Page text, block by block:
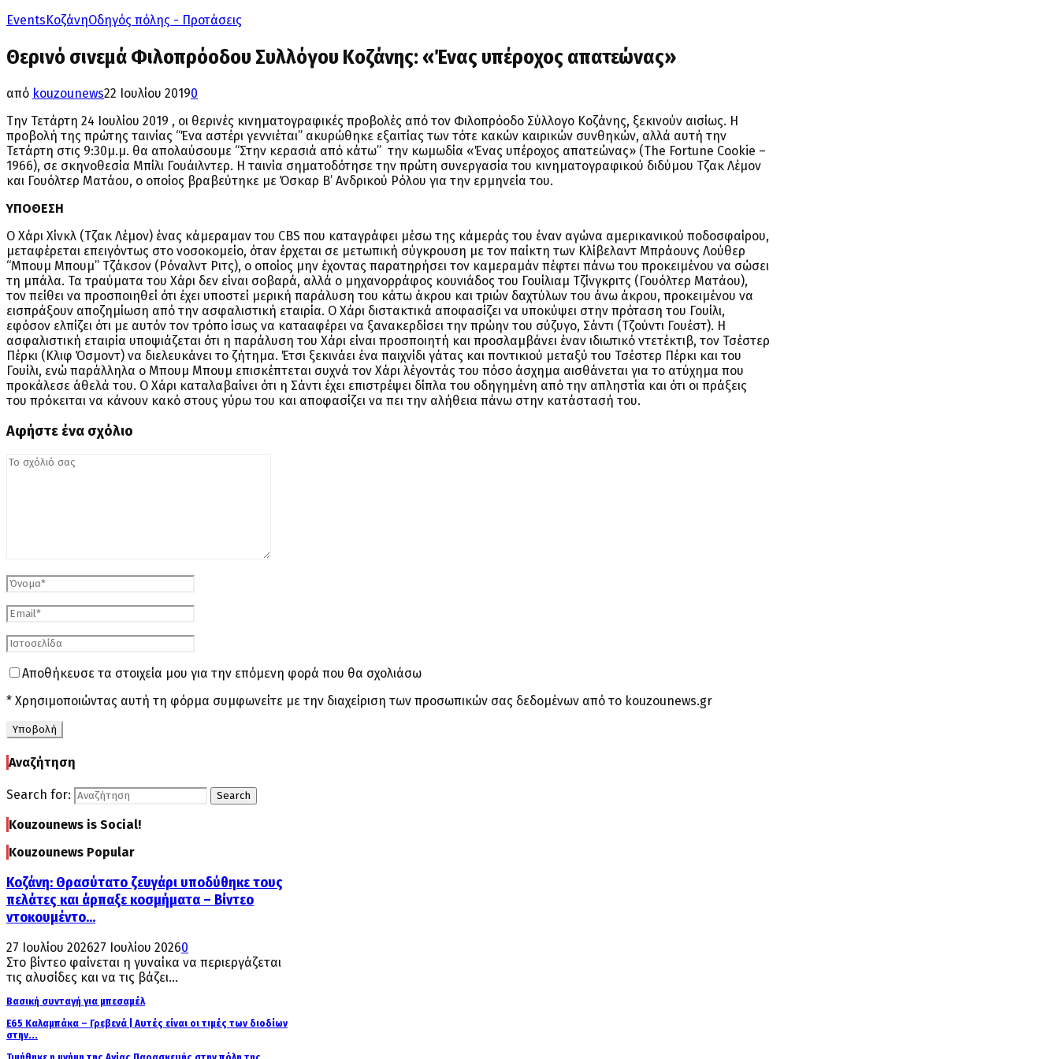
EventsΚοζάνηΟδηγός πόλης - Προτάσεις
Θερινό σινεμά Φιλοπρόοδου Συλλόγου Κοζάνης: « Ένας υπέροχος απατεώνας»
από kouzounews22 Ιουλίου 20190
Την Τετάρτη 24 Ιουλίου 2019 , οι θερινές κινηματογραφικές προβολές από τον Φιλοπρόοδο Σύλλογο Κοζάνης, ξεκινούν αισίως. Η
προβολή της πρώτης ταινίας “Ένα αστέρι γεννιέται” ακυρώθηκε εξαιτίας των τότε κακών καιρικών συνθηκών, αλλά αυτή την
Τετάρτη στις 9:30μ.μ. θα απολαύσουμε “Στην κερασιά από κάτω” την κωμωδία «Ένας υπέροχος απατεώνας» (The Fortune Cookie –
1966), σε σκηνοθεσία Μπίλι Γουάιλντερ. Η ταινία σηματοδότησε την πρώτη συνεργασία του κινηματογραφικού διδύμου Τζακ Λέμον
και Γουόλτερ Ματάου, ο οποίος βραβεύτηκε με Όσκαρ Β’ Ανδρικού Ρόλου για την ερμηνεία του.
ΥΠΟΘΕΣΗ
Ο Χάρι Χίνκλ (Τζακ Λέμον) ένας κάμεραμαν του CBS που καταγράφει μέσω της κάμεράς του έναν αγώνα αμερικανικού ποδοσφαίρου,
μεταφέρεται επειγόντως στο νοσοκομείο, όταν έρχεται σε μετωπική σύγκρουση με τον παίκτη των Κλίβελαντ Μπράουνς Λούθερ
“Μπουμ Μπουμ” Τζάκσον (Ρόναλντ Ριτς), ο οποίος μην έχοντας παρατηρήσει τον καμεραμάν πέφτει πάνω του προκειμένου να σώσει
τη μπάλα. Τα τραύματα του Χάρι δεν είναι σοβαρά, αλλά ο μηχανορράφος κουνιάδος του Γουίλιαμ Τζίνγκριτς (Γουόλτερ Ματάου),
τον πείθει να προσποιηθεί ότι έχει υποστεί μερική παράλυση του κάτω άκρου και τριών δαχτύλων του άνω άκρου, προκειμένου να
εισπράξουν αποζημίωση από την ασφαλιστική εταιρία. Ο Χάρι διστακτικά αποφασίζει να υποκύψει στην πρόταση του Γουίλι,
εφόσον ελπίζει ότι με αυτόν τον τρόπο ίσως να κατααφέρει να ξανακερδίσει την πρώην του σύζυγο, Σάντι (Τζούντι Γουέστ). Η
ασφαλιστική εταιρία υποψιάζεται ότι η παράλυση του Χάρι είναι προσποιητή και προσλαμβάνει έναν ιδιωτικό ντετέκτιβ, τον Τσέστερ
Πέρκι (Κλιφ Όσμοντ) να διελευκάνει το ζήτημα. Έτσι ξεκινάει ένα παιχνίδι γάτας και ποντικιού μεταξύ του Τσέστερ Πέρκι και του
Γουίλι, ενώ παράλληλα ο Μπουμ Μπουμ επισκέπτεται συχνά τον Χάρι λέγοντάς του πόσο άσχημα αισθάνεται για το ατύχημα που
προκάλεσε άθελά του. Ο Χάρι καταλαβαίνει ότι η Σάντι έχει επιστρέψει δίπλα του οδηγημένη από την απληστία και ότι οι πράξεις
του πρόκειται να κάνουν κακό στους γύρω του και αποφασίζει να πει την αλήθεια πάνω στην κατάστασή του.
Αφήστε ένα σχόλιο
Αποθήκευσε τα στοιχεία μου για την επόμενη φορά που θα σχολιάσω
* Χρησιμοποιώντας αυτή τη φόρμα συμφωνείτε με την διαχείριση των προσωπικών σας δεδομένων από το kouzounews.gr
Αναζήτηση
Search for: Search
Kouzounews is Social!
Kouzounews Popular
Κοζάνη: Θρασύτατο ζευγάρι υποδύθηκε τους
πελάτες και άρπαξε κοσμήματα – Βίντεο
ντοκουμέντο...
27 Ιουλίου 202627 Ιουλίου 20260
Στο βίντεο φαίνεται η γυναίκα να περιεργάζεται
τις αλυσίδες και να τις βάζει...
Βασική συνταγή για μπεσαμέλ
Ε65 Καλαμπάκα – Γρεβενά | Αυτές είναι οι τιμές των διοδίων
στην...